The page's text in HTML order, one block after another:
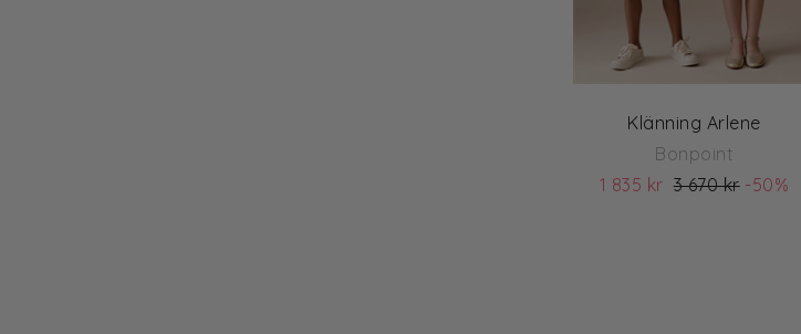
Klänning Arlene
Bonpoint
1 835 kr3 670 kr-50%